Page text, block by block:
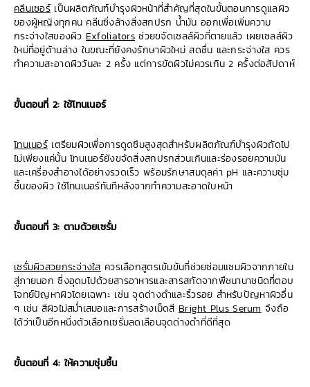
คลีนเซอร์เป็นผลิตภัณฑ์บำรุงผิวหน้าที่สำคัญที่สุดในขั้นตอนการดูแลผิว
ของผู้หญิงทุกคน คลีนซิ่งล้างสิ่งสกปรก น้ำมัน ออกเพื่อเพิ่มความ
กระจ่างใสของผิว Exfoliators ช่วยขจัดเซลล์ผิวที่ตายแล้ว เผยเซลล์ผิว
ใหม่ที่อยู่ด้านล่าง ในขณะที่ยังคงรักษาผิวใหม่ สดชื่น และกระจ่างใส ควร
ทำความสะอาดผิววันละ 2 ครั้ง แต่การขัดผิวไม่ควรเกิน 2 ครั้งต่อสัปดาห์
ขั้นตอนที่ 2: ใช้โทนเนอร์
โทนเนอร์เตรียมผิวเพื่อการดูดซึมสูงสุดสำหรับผลิตภัณฑ์บำรุงผิวถัดไป
ไม่เพียงแค่นั้น โทนเนอร์ยังขจัดสิ่งสกปรกส่วนเกินและร่องรอยความมัน
และเครื่องสำอางได้อย่างรวดเร็ว พร้อมรักษาสมดุลค่า pH และความชุ่ม
ชื้นของผิว ใช้โทนเนอร์ทันทีหลังจากทำความสะอาดใบหน้า
ขั้นตอนที่ 3: ตามด้วยเซรั่ม
เซรั่มผิวสวยกระจ่างใสควรเลือกสูตรเข้มข้นที่ช่วยซ่อมแซมผิวจากภายใน
สู่ภายนอก ซึ่งอุดมไปด้วยสารอาหารและสารสกัดจากพืชนานาชนิดที่ตอบ
โจทย์ปัญหาผิวโดยเฉพาะ เช่น จุดด่างดำและริ้วรอย สำหรับปัญหาผิวอื่น
ๆ เช่น สีผิวไม่สม่ำเสมอและการสร้างเม็ดสี Bright Plus Serumจึงถือ
ได้ว่าเป็นอีกหนึ่งตัวเลือกเซรั่มลดเลือนจุดด่างดำที่ดีที่สุด
ขั้นตอนที่ 4: ให้ความชุ่มชื้น